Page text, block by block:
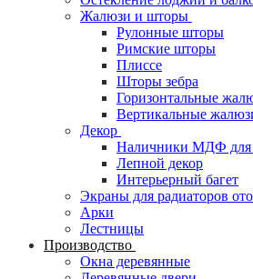
Жалюзи и шторы
Рулонные шторы
Римские шторы
Плиссе
Шторы зебра
Горизонтальные
Вертикальные
Декор
Наличники МДФ для
Лепной декор
Интерьерный багет
Экраны для радиаторов
Арки
Лестницы
Производство
Окна деревянные